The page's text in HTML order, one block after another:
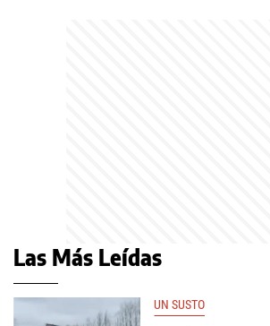
Las Más Leídas
UN SUSTO